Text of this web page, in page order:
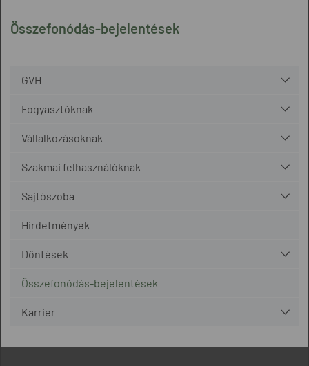
Összefonódás-bejelentések
GVH
Fogyasztóknak
Vállalkozásoknak
Szakmai felhasználóknak
Sajtószoba
Hirdetmények
Döntések
Összefonódás-bejelentések
Karrier